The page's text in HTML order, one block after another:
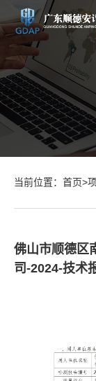
当前位置： 首页>
佛山市顺德区
司-2024-技术